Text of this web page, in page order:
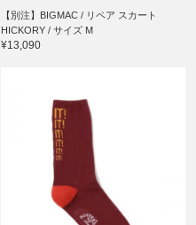
【別注】BIGMAC / リペア スカート
HICKORY / サイズ M
¥13,090